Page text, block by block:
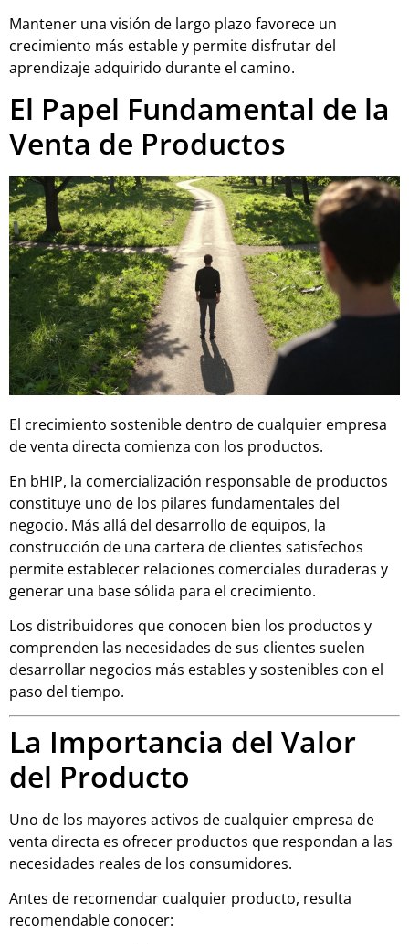
Mantener una visión de largo plazo favorece un
crecimiento más estable y permite disfrutar del
aprendizaje adquirido durante el camino.
El Papel Fundamental de la
Venta de Productos
El crecimiento sostenible dentro de cualquier empresa
de venta directa comienza con los productos.
En bHIP, la comercialización responsable de productos
constituye uno de los pilares fundamentales del
negocio. Más allá del desarrollo de equipos, la
construcción de una cartera de clientes satisfechos
permite establecer relaciones comerciales duraderas y
generar una base sólida para el crecimiento.
Los distribuidores que conocen bien los productos y
comprenden las necesidades de sus clientes suelen
desarrollar negocios más estables y sostenibles con el
paso del tiempo.
La Importancia del Valor
del Producto
Uno de los mayores activos de cualquier empresa de
venta directa es ofrecer productos que respondan a las
necesidades reales de los consumidores.
Antes de recomendar cualquier producto, resulta
recomendable conocer: